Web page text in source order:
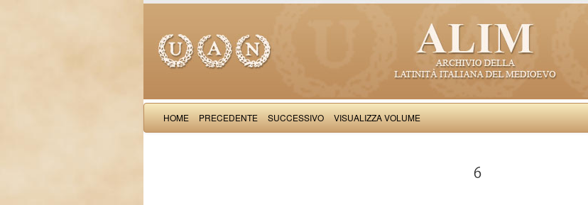
HOME PRECEDENTE SUCCESSIVO VISUALIZZA VOLUME
6